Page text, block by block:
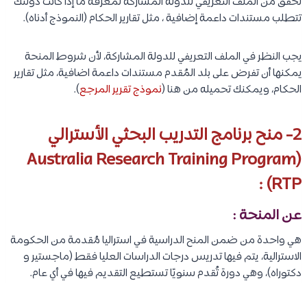
تتطلب مستندات داعمة إضافية ، مثل تقارير الحكام (النموذج أدناه).
يجب النظر في الملف التعريفي للدولة المشاركة، لأن شروط المنحة
يمكنها أن تفرض على بلد المُقدم مستندات داعمة اضافية، مثل تقارير
الحكام، ويمكنك تحميله من هنا (نموذج تقرير المرجع).
2- منح برنامج التدريب البحثي الأسترالي
(Australia Research Training Program
(RTP :
عن المنحة :
هي واحدة من ضمن المنح الدراسية في استراليا مُقدمة من الحكومة
الاسترالية، يتم فيها تدريس درجات الدراسات العليا فقط (ماجستير و
دكتوراه)، وهي دورة تُقدم سنويًا تستطيع التقديم فيها في أي عام.